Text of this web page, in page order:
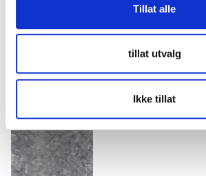
Tillat alle
tillat utvalg
Ikke tillat
Overflatebehandling
For mer informasjon, ta en kikk på siden vår